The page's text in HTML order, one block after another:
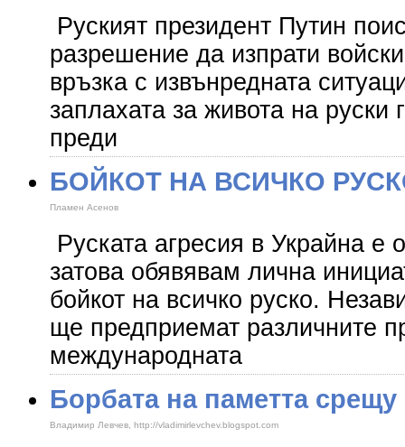
Руският президент Путин
разрешение да изпрати
връзка с извънредната
заплахата за живота на
преди
БОЙКОТ НА ВСИЧКО
Пламен Асенов
Руската агресия в Украйна е
затова обявявам лична
бойкот на всичко руско.
ще предприемат различните
международната
Борбата на паметта срещу
Владимир Левчев, http://vladimirlevchev.blogspot.com